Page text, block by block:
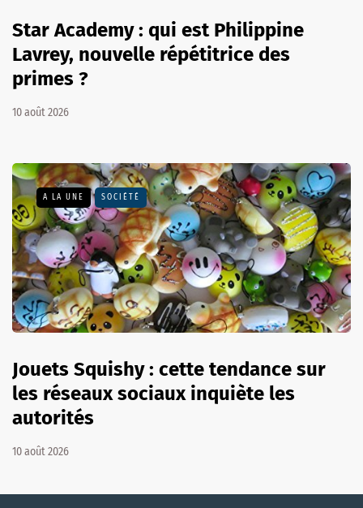
Star Academy : qui est Philippine
Lavrey, nouvelle répétitrice des
primes ?
10 août 2026
A LA UNE SOCIÉTÉ
Jouets Squishy : cette tendance sur
les réseaux sociaux inquiète les
autorités
10 août 2026